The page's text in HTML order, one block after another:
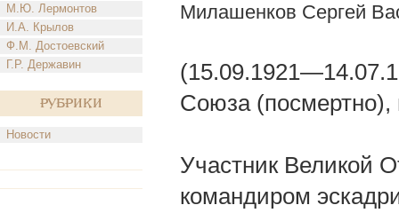
М.Ю. Лермонтов
И.А. Крылов
Ф.М. Достоевский
Г.Р. Державин
Рубрики
Новости
Милашенков Сергей
Союза (посмертно),
Участник Великой
командиром